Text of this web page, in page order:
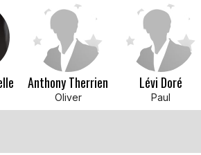
Anthony Therrien
Oliver
Lévi Doré
Paul